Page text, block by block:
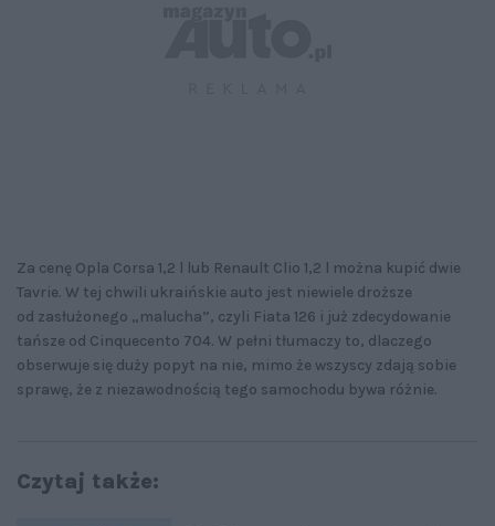
Za cenę Opla Corsa 1,2 l lub Renault Clio 1,2 l można kupić dwie
Tavrie. W tej chwili ukraińskie auto jest niewiele droższe
od zasłużonego „malucha”, czyli Fiata 126 i już zdecydowanie
tańsze od Cinquecento 704. W pełni tłumaczy to, dlaczego
obserwuje się duży popyt na nie, mimo że wszyscy zdają sobie
sprawę, że z niezawodnością tego samochodu bywa różnie.
Czytaj także: